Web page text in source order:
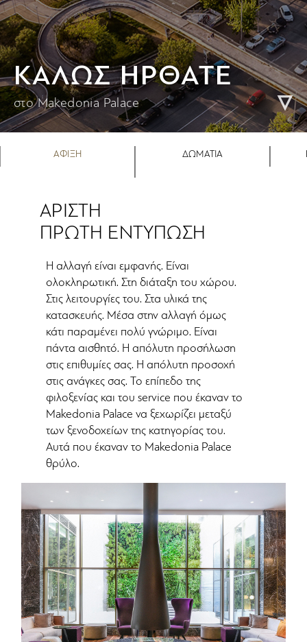
KΑΛΩΣ ΗΡΘΑΤΕ
στο Makedonia Palace
ΑΦΙΞΗ ΔΩΜΑΤΙΑ
ΑΡΙΣΤΗ
ΠΡΩΤΗ ΕΝΤΥΠΩΣΗ
Η αλλαγή είναι εμφανής. Είναι
ολοκληρωτική. Στη διάταξη του χώρου.
Στις λειτουργίες του. Στα υλικά της
κατασκευής. Μέσα στην αλλαγή όμως
κάτι παραμένει πολύ γνώριμο. Είναι
πάντα αισθητό. Η απόλυτη προσήλωση
στις επιθυμίες σας. Η απόλυτη προσοχή
στις ανάγκες σας. Το επίπεδο της
φιλοξενίας και του service που έκαναν το
Makedonia Palace να ξεχωρίζει μεταξύ
των ξενοδοχείων της κατηγορίας του.
Αυτά που έκαναν το Makedonia Palace
θρύλο.